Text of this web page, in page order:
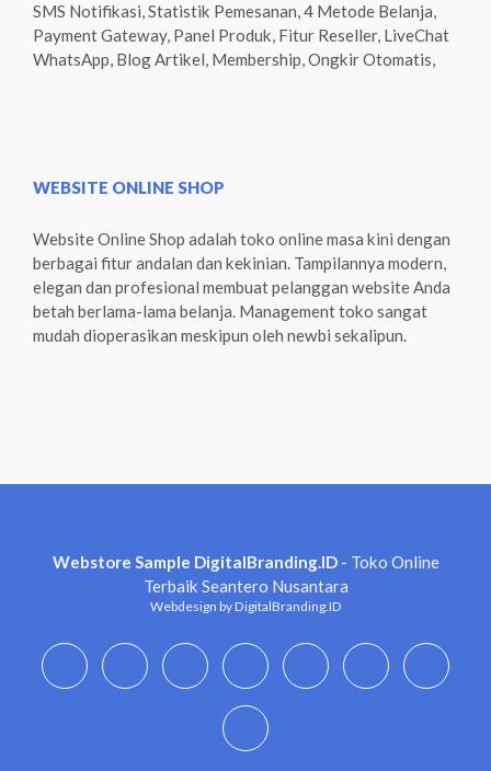
SMS Notifikasi, Statistik Pemesanan, 4 Metode Belanja,
Payment Gateway, Panel Produk, Fitur Reseller, LiveChat
WhatsApp, Blog Artikel, Membership, Ongkir Otomatis,
WEBSITE ONLINE SHOP
Website Online Shop adalah toko online masa kini dengan
berbagai fitur andalan dan kekinian. Tampilannya modern,
elegan dan profesional membuat pelanggan website Anda
betah berlama-lama belanja. Management toko sangat
mudah dioperasikan meskipun oleh newbi sekalipun.
Webstore Sample DigitalBranding.ID- Toko Online
Terbaik Seantero Nusantara
Webdesign by DigitalBranding.ID